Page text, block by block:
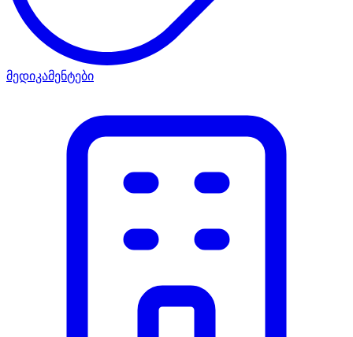
მედიკამენტები